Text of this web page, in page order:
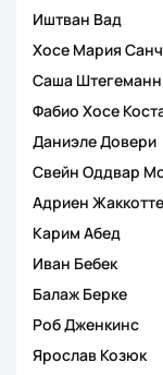
Иштван Вад
Хосе Мария
Саша Штегеманн
Фабио Хосе
Даниэле Довери
Свейн Оддвар
Адриен Жаккотте
Карим Абед
Иван Бебек
Балаж Берке
Роб Дженкинс
Ярослав Козюк